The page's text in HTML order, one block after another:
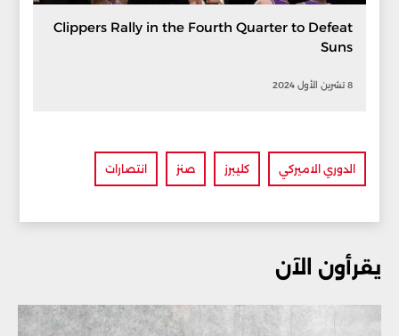
Clippers Rally in the Fourth Quarter to Defeat
Suns
8 تشرين الأول 2024
الدوري الاميركي كليبرز صنز انتصارات
يقرأون الآن